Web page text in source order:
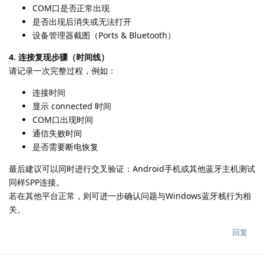
COM口是否正常出现
是否出现后消失或无法打开
设备管理器截图（Ports & Bluetooth）
4. 连接复现步骤（时间线）
请记录一次完整过程，例如：
连接时间
显示 connected 时间
COM口出现时间
通信失败时间
是否需要断电恢复
最后建议可以同时进行交叉验证：Android手机或其他蓝牙主机测试
同样SPP连接。
若在其他平台正常，则可进一步确认问题与Windows蓝牙栈行为相
关。
回复